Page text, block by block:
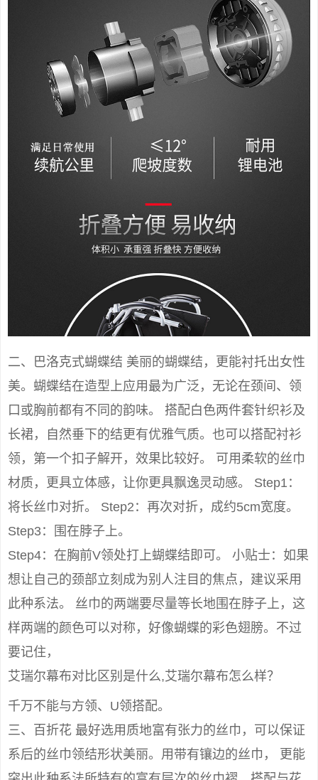
二、巴洛克式蝴蝶结 美丽的蝴蝶结，更能衬托出女性
美。蝴蝶结在造型上应用最为广泛，无论在颈间、领
口或胸前都有不同的韵味。 搭配白色两件套针织衫及
长裙，自然垂下的结更有优雅气质。也可以搭配衬衫
领，第一个扣子解开，效果比较好。 可用柔软的丝巾
材质，更具立体感，让你更具飘逸灵动感。 Step1：
将长丝巾对折。 Step2：再次对折，成约5cm宽度。
Step3：围在脖子上。
Step4：在胸前V领处打上蝴蝶结即可。 小贴士：如果
想让自己的颈部立刻成为别人注目的焦点，建议采用
此种系法。 丝巾的两端要尽量等长地围在脖子上，这
样两端的颜色可以对称，好像蝴蝶的彩色翅膀。不过
要记住，
艾瑞尔幕布对比区别是什么,艾瑞尔幕布怎么样？
千万不能与方领、U领搭配。
三、百折花 最好选用质地富有张力的丝巾，可以保证
系后的丝巾领结形状美丽。用带有镶边的丝巾， 更能